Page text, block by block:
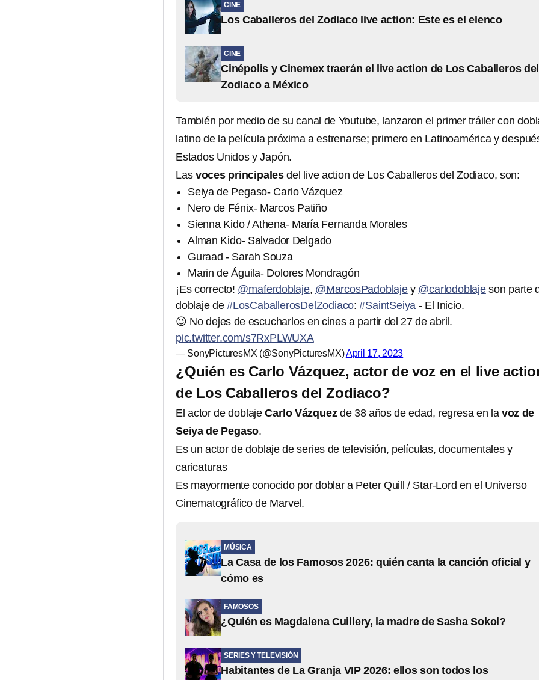
CINE
Los Caballeros del Zodiaco live action: Este es el elenco
CINE
Cinépolis y Cinemex traerán el live action de Los Caballeros del
Zodiaco a México
También por medio de su canal de Youtube, lanzaron el primer tráiler con
latino de la película próxima a estrenarse; primero en Latinoamérica y
Estados Unidos y Japón.
Las voces principales del live action de Los Caballeros del Zodiaco, son:
Seiya de Pegaso- Carlo Vázquez
Nero de Fénix- Marcos Patiño
Sienna Kido / Athena- María Fernanda Morales
Alman Kido- Salvador Delgado
Guraad - Sarah Souza
Marin de Águila- Dolores Mondragón
¡Es correcto! @maferdoblaje, @MarcosPadoblajey @carlodoblajeson parte
doblaje de#LosCaballerosDelZodiaco:#SaintSeiya - El Inicio.
😉 No dejes de escucharlos en cines a partir del 27 de abril.
pic.twitter.com/s7RxPLWUXA
— SonyPicturesMX (@SonyPicturesMX)April 17, 2023
¿Quién es Carlo Vázquez, actor de voz en el live
de Los Caballeros del Zodiaco?
El actor de doblajeCarlo Vázquez de 38 años de edad, regresa en la voz de
Seiya de Pegaso.
Es un actor de doblaje de series de televisión, películas, documentales y
caricaturas
Es mayormente conocido por doblar a Peter Quill / Star-Lord en el Universo
Cinematográfico de Marvel.
MÚSICA
La Casa de los Famosos 2026: quién canta la canción oficial y
cómo es
FAMOSOS
¿Quién es Magdalena Cuillery, la madre de Sasha Sokol?
SERIES Y TELEVISIÓN
Habitantes de La Granja VIP 2026: ellos son todos los